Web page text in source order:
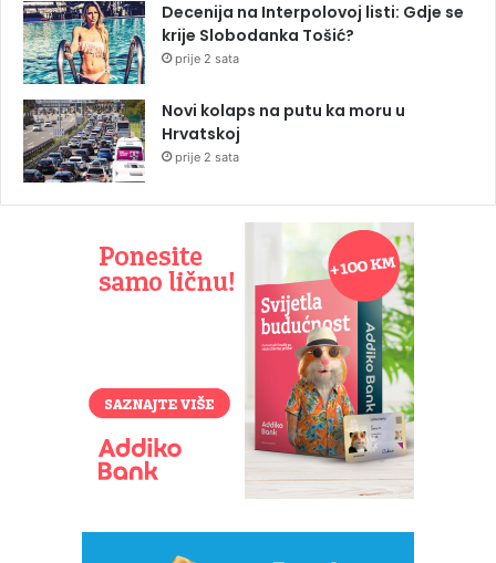
Decenija na Interpolovoj listi: Gdje se
krije Slobodanka Tošić?
prije 2 sata
Novi kolaps na putu ka moru u
Hrvatskoj
prije 2 sata